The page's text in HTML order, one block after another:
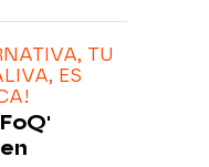
TU
ES